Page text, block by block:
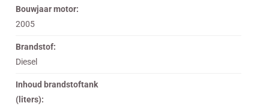
Bouwjaar motor:
2005
Brandstof:
Diesel
Inhoud brandstoftank
(liters):